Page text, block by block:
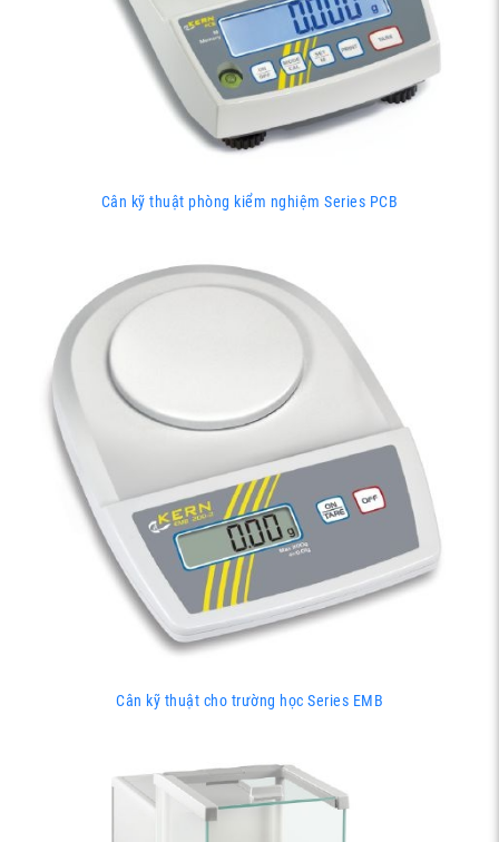
Cân kỹ thuật phòng kiểm nghiệm Series PCB
Cân kỹ thuật cho trường học Series EMB